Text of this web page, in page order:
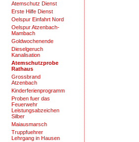
Atemschutz Dienst
Erste Hilfe Dienst
Oelspur Einfahrt Nord
Oelspur Atzenbach-
Mambach
Goldwochenende
Dieselgeruch
Kanalisation
Atemschutzprobe
Rathaus
Grossbrand
Atzenbach
Kinderferienprogramm
Proben fuer das
Feuerwehr
Leistungsabzeichen
Silber
Maiausmarsch
Truppfuehrer
Lehrgang in Hausen